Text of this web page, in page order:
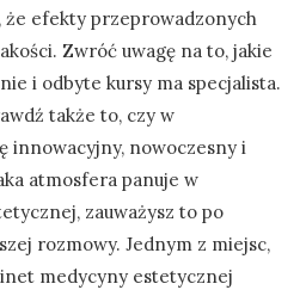
że efekty przeprowadzonych
Zwróć uwagę na to, jakie
i odbyte kursy ma specjalista.
także to, czy w
innowacyjny, nowoczesny i
atmosfera panuje w
zauważysz to po
rozmowy. Jednym z miejsc,
medycyny estetycznej